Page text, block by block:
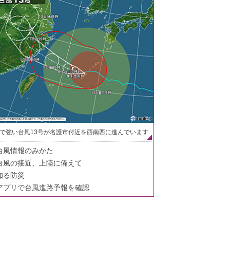
強い台風13号が名護市付近を西南西に進んでいます
風情報のみかた
風の接近、上陸に備えて
る防災
プリで台風進路予報を確認